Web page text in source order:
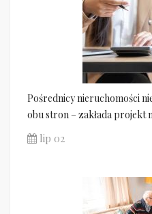
Pośrednicy nieruchomości
obu stron – zakłada projekt
lip 02